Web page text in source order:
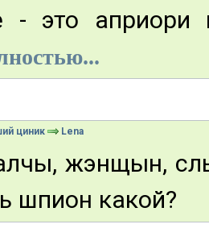
- это априори
циник Lena
жэнщын,
шпион какой?